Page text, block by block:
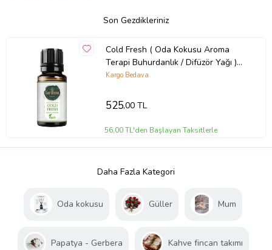
Son Gezdikleriniz
Cold Fresh ( Oda Kokusu Aroma
Terapi Buhurdanlık / Difüzör Yağı )
30 ML
Kargo Bedava
525,00 TL
56,00 TL'den Başlayan Taksitlerle
Daha Fazla Kategori
Oda kokusu Güller Mum
Papatya - Gerbera Kahve fincan takımı